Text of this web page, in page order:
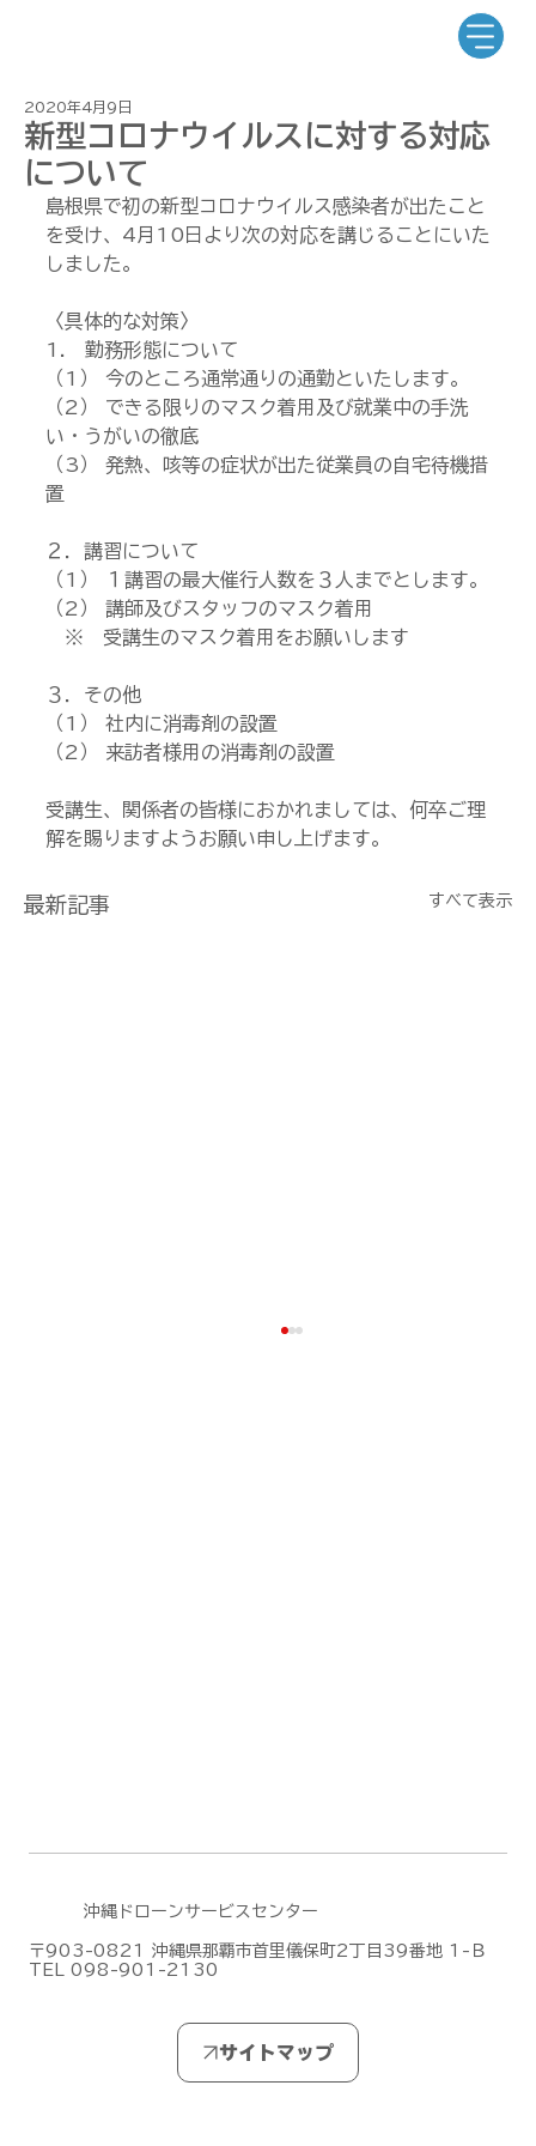
新型コロナウイルスに対する対応
について
2020年4月9日
島根県で初の新型コロナウイルス感染者が出たこと
を受け、4月10日より次の対応を講じることにいた
しました。
〈具体的な対策〉
1.　勤務形態について
（1） 今のところ通常通りの通勤といたします。
（2） できる限りのマスク着用及び就業中の手洗
い・うがいの徹底
（3） 発熱、咳等の症状が出た従業員の自宅待機措
置
２．講習について
（1） １講習の最大催行人数を３人までとします。
（2） 講師及びスタッフのマスク着用
※　受講生のマスク着用をお願いします
３．その他
（1） 社内に消毒剤の設置
（2） 来訪者様用の消毒剤の設置
受講生、関係者の皆様におかれましては、何卒ご理
解を賜りますようお願い申し上げます。
最新記事 すべて表示
沖縄ドローンサービスセンター
〒903-0821 沖縄県那覇市首里儀保町2丁目39番地 1-Ｂ
TEL 098-901-2130